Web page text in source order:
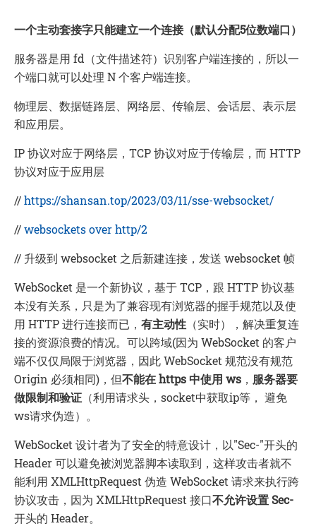
一个主动套接字只能建立一个连接（默认分配5位数端口）
服务器是用 fd（文件描述符）识别客户端连接的，所以一
个端口就可以处理 N 个客户端连接。
物理层、数据链路层、网络层、传输层、会话层、表示层
和应用层。
IP 协议对应于网络层，TCP 协议对应于传输层，而 HTTP
协议对应于应用层
//https://shansan.top/2023/03/11/sse-websocket/
//websockets over http/2
// 升级到 websocket 之后新建连接，发送 websocket 帧
WebSocket 是一个新协议，基于 TCP，跟 HTTP 协议基
本没有关系，只是为了兼容现有浏览器的握手规范以及使
用 HTTP 进行连接而已， 有主动性 （实时），解决重复连
接的资源浪费的情况。可以跨域(因为 WebSocket 的客户
端不仅仅局限于浏览器，因此 WebSocket 规范没有规范
Origin 必须相同)，但不能在 https 中使用 ws ， 服务器要
做限制和验证 （利用请求头，socket中获取ip等， 避免
ws请求伪造）。
WebSocket 设计者为了安全的特意设计，以"Sec-"开头的
Header 可以避免被浏览器脚本读取到，这样攻击者就不
能利用 XMLHttpRequest 伪造 WebSocket 请求来执行跨
协议攻击，因为 XMLHttpRequest 接口不允许设置 Sec-
开头的 Header。